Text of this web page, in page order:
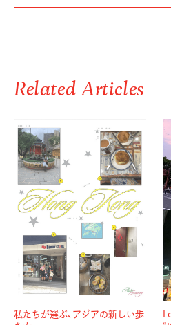
Related Articles
私たちが選ぶ、アジアの新しい歩